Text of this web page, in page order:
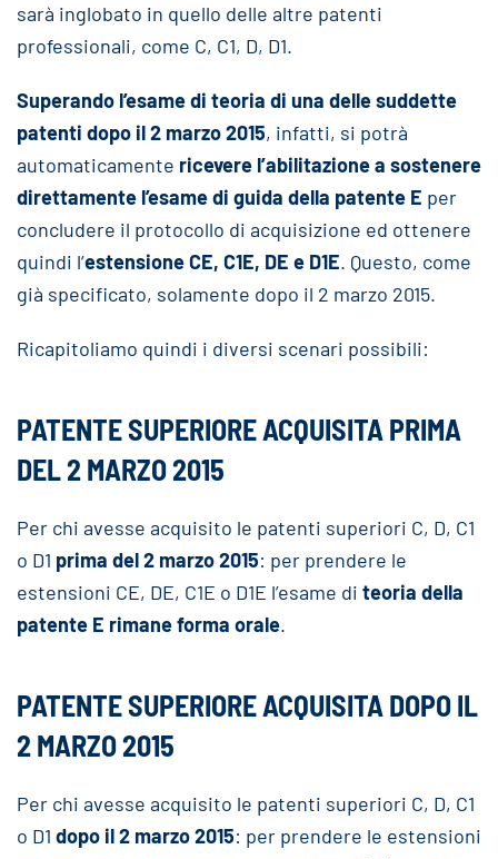
sarà inglobato in quello delle altre patenti
professionali, come C, C1, D, D1.
Superando l’esame di teoria di una delle suddette
patenti dopo il 2 marzo 2015, infatti, si potrà
automaticamente ricevere l’abilitazione a sostenere
direttamente l’esame di guida della patente E per
concludere il protocollo di acquisizione ed ottenere
quindi l’estensione CE, C1E, DE e D1E. Questo, come
già specificato, solamente dopo il 2 marzo 2015.
Ricapitoliamo quindi i diversi scenari possibili:
PATENTE SUPERIORE ACQUISITA PRIMA
DEL 2 MARZO 2015
Per chi avesse acquisito le patenti superiori C, D, C1
o D1 prima del 2 marzo 2015: per prendere le
estensioni CE, DE, C1E o D1E l’esame di teoria della
patente E rimane forma orale.
PATENTE SUPERIORE ACQUISITA DOPO IL
2 MARZO 2015
Per chi avesse acquisito le patenti superiori C, D, C1
o D1 dopo il 2 marzo 2015: per prendere le estensioni